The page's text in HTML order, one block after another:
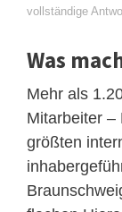
vollständige
Was
Mehr als
Mitarbeiter –
größten